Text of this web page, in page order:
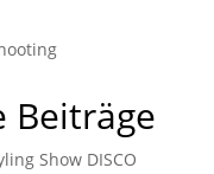
Beiträge
Show DISCO